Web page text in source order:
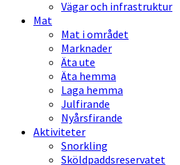
Vägar och infrastruktur
Mat
Mat i området
Marknader
Äta ute
Äta hemma
Laga hemma
Julfirande
Nyårsfirande
Aktiviteter
Snorkling
Sköldpaddsreservatet